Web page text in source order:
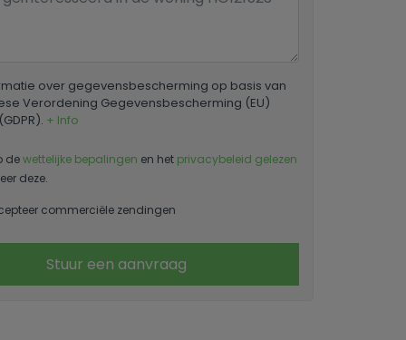
over gegevensbescherming op basis van
Verordening Gegevensbescherming (EU)
+ Info
dewettelijke bepalingen en het privacybeleid gelezen
deze.
commerciële zendingen
Stuur een aanvraag